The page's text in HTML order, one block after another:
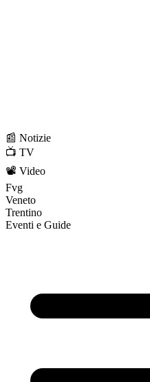
📰 Notizie
📺 TV
📽️ Video
Fvg
Veneto
Trentino
Eventi e Guide